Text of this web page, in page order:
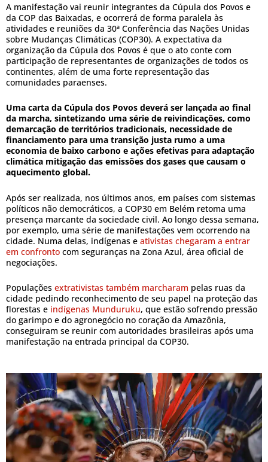
A manifestação vai reunir integrantes da Cúpula dos Povos e
da COP das Baixadas, e ocorrerá de forma paralela às
atividades e reuniões da 30ª Conferência das Nações Unidas
sobre Mudanças Climáticas (COP30). A expectativa da
organização da Cúpula dos Povos é que o ato conte com
participação de representantes de organizações de todos os
continentes, além de uma forte representação das
comunidades paraenses.
Uma carta da Cúpula dos Povos deverá ser lançada ao final
da marcha, sintetizando uma série de reivindicações, como
demarcação de territórios tradicionais, necessidade de
financiamento para uma transição justa rumo a uma
economia de baixo carbono e ações efetivas para adaptação
climática mitigação das emissões dos gases que causam o
aquecimento global.
Após ser realizada, nos últimos anos, em países com sistemas
políticos não democráticos, a COP30 em Belém retoma uma
presença marcante da sociedade civil. Ao longo dessa semana,
por exemplo, uma série de manifestações vem ocorrendo na
cidade. Numa delas, indígenas e ativistas chegaram a entrar
em confronto com seguranças na Zona Azul, área oficial de
negociações.
Populações extrativistas também marcharam pelas ruas da
cidade pedindo reconhecimento de seu papel na proteção das
florestas e indígenas Munduruku, que estão sofrendo pressão
do garimpo e do agronegócio no coração da Amazônia,
conseguiram se reunir com autoridades brasileiras após uma
manifestação na entrada principal da COP30.